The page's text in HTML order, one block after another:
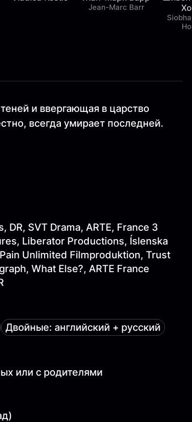
Jean-Marc Barr
и ввергающая в царство
всегда умирает последней.
DR, SVT Drama, ARTE, France 3
Liberator Productions, Íslenska
Unlimited Filmproduktion, Trust
What Else?, ARTE France
Двойные: английский + русский
или с родителями